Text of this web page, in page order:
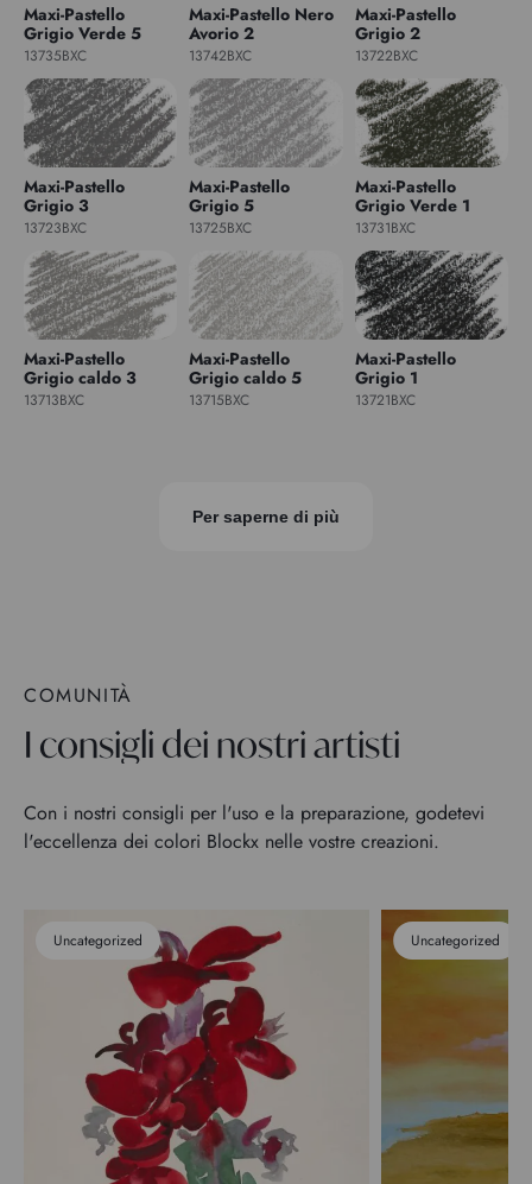
Maxi-Pastello
Grigio Verde 5
13735BXC
Maxi-Pastello Nero
Avorio 2
13742BXC
Maxi-Pastello
Grigio 2
13722BXC
Maxi-Pastello
Grigio 3
13723BXC
Maxi-Pastello
Grigio 5
13725BXC
Maxi-Pastello
Grigio Verde 1
13731BXC
Maxi-Pastello
Grigio caldo 3
13713BXC
Maxi-Pastello
Grigio caldo 5
13715BXC
Maxi-Pastello
Grigio 1
13721BXC
Per saperne di più
COMUNITÀ
I consigli dei nostri artisti
Con i nostri consigli per l'uso e la preparazione, godetevi
l'eccellenza dei colori Blockx nelle vostre creazioni.
Uncategorized Uncategorized